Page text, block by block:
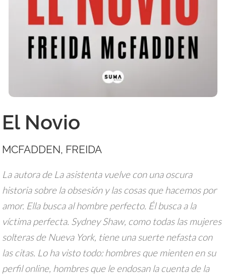
El Novio
MCFADDEN, FREIDA
La autora de La asistenta vuelve con una oscura
historia sobre la obsesión y las cosas que hacemos por
amor. Ella busca al hombre perfecto. Él busca a la
víctima perfecta. Sydney Shaw, como todas las mujeres
solteras de Nueva York, tiene una suerte nefasta con
las citas. Lo ha visto todo: hombres que mienten en su
perfil online, hombres que le endosan la cuenta de la